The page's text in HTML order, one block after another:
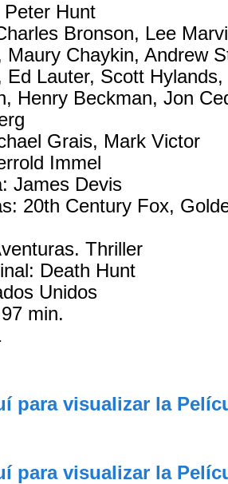
Peter Hunt
Bronson, Lee
Maury Chaykin, Andrew
Ed Lauter, Scott
Henry Beckman, Jon
Grais, Mark Victor
Immel
James Devis
20th Century Fox,
Thriller
Death Hunt
Unidos
min.
para visualizar la
para visualizar la